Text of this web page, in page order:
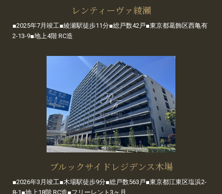
レンティーヴァ綾瀬
■2025年7月竣工■綾瀬駅徒歩11分■総戸数42戸■東京都葛飾区西亀有
2-13-9■地上4階 RC造
ブルックサイドレジデンス木場
■2026年3月竣工■木場駅徒歩9分■総戸数563戸■東京都江東区塩浜2-
8-1■地上18階 RC造■フリーレント3ヶ月